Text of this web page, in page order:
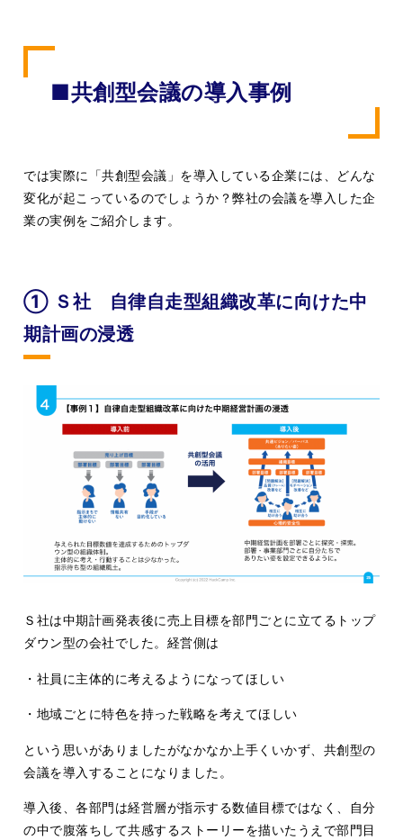
■共創型会議の導入事例
では実際に「共創型会議」を導入している企業には、どんな
変化が起こっているのでしょうか？弊社の会議を導入した企
業の実例をご紹介します。
① Ｓ社 自律自走型組織改革に向けた中
期計画の浸透
Ｓ社は中期計画発表後に売上目標を部門ごとに立てるトップ
ダウン型の会社でした。経営側は
・社員に主体的に考えるようになってほしい
・地域ごとに特色を持った戦略を考えてほしい
という思いがありましたがなかなか上手くいかず、共創型の
会議を導入することになりました。
導入後、各部門は経営層が指示する数値目標ではなく、自分
の中で腹落ちして共感するストーリーを描いたうえで部門目